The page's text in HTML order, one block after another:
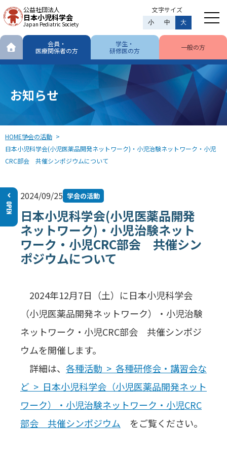
公益社団法人
日本小児科学会
Japan Pediatric Society
文字サイズ
小 中 大
会員・
医療関係者の方
学生・
研修医の方
一般の方
お知らせ
HOME学会の活動
日本小児科学会(小児医薬品開発ネットワーク)・小児治験ネットワーク・小児
CRC部会 共催シンポジウムについて
2024/09/25 学会の活動
日本小児科学会(小児医薬品開発
ネットワーク)・小児治験ネット
ワーク・小児CRC部会 共催シン
ポジウムについて
2024年12月7日（土）に日本小児科学会
（小児医薬品開発ネットワーク）・小児治験
ネットワーク・小児CRC部会 共催シンポジ
ウムを開催します。
詳細は、 各種活動 > 各種研修会・講習会な
ど > 日本小児科学会（小児医薬品開発ネット
ワーク）・小児治験ネットワーク・小児CRC
部会 共催シンポジウム をご覧ください。